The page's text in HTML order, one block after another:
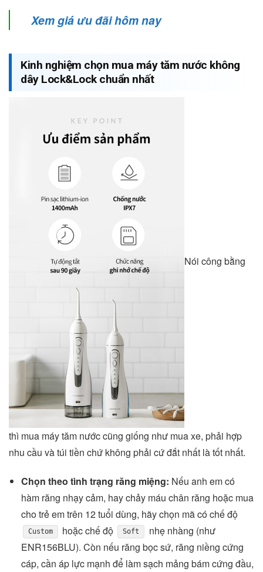
Xem giá ưu đãi hôm nay
Kinh nghiệm chọn mua máy tăm nước không
dây Lock&Lock chuẩn nhất
Nói công bằng
thì mua máy tăm nước cũng giống như mua xe, phải hợp
nhu cầu và túi tiền chứ không phải cứ đắt nhất là tốt nhất.
Chọn theo tình trạng răng miệng: Nếu anh em có
hàm răng nhạy cảm, hay chảy máu chân răng hoặc mua
cho trẻ em trên 12 tuổi dùng, hãy chọn mã có chế độ
Custom hoặc chế độ Soft
nhẹ nhàng (như
ENR156BLU). Còn nếu răng bọc sứ, răng niềng cứng
cáp, cần áp lực mạnh để làm sạch mảng bám cứng đầu,